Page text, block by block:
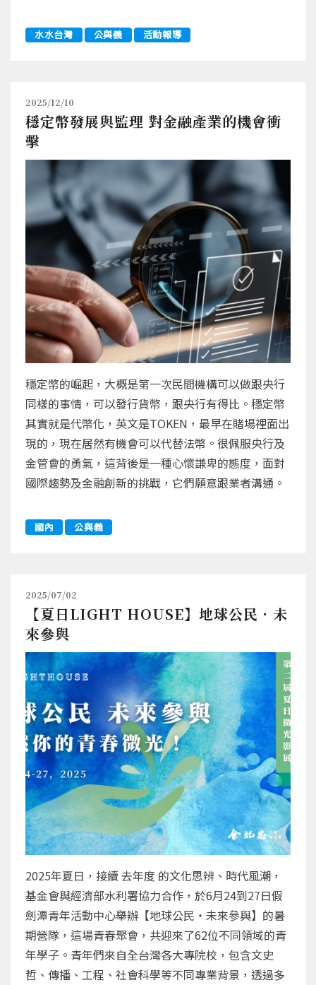
水水台灣 公與義 活動報導
2025/12/10
穩定幣發展與監理 對金融產業的機會衝
擊
穩定幣的崛起，大概是第一次民間機構可以做跟央行
同樣的事情，可以發行貨幣，跟央行有得比。穩定幣
其實就是代幣化，英文是TOKEN，最早在賭場裡面出
現的，現在居然有機會可以代替法幣。很佩服央行及
金管會的勇氣，這背後是一種心懷謙卑的態度，面對
國際趨勢及金融創新的挑戰，它們願意跟業者溝通。
國內 公與義
2025/07/02
【夏日LIGHT HOUSE】地球公民．未
來參與
2025年夏日，接續 去年度 的文化思辨、時代風潮，
基金會與經濟部水利署協力合作，於6月24到27日假
劍潭青年活動中心舉辦【地球公民・未來參與】的暑
期營隊，這場青春聚會，共迎來了62位不同領域的青
年學子。青年們來自全台灣各大專院校，包含文史
哲、傳播、工程、社會科學等不同專業背景，透過多